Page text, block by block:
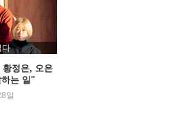
어가는 추세’/ 2 춤, 복종하는 사람들/
기억의 실루엣/ 10 『전진훈』과 강
척도
다
정은, 오은
는 일"
일